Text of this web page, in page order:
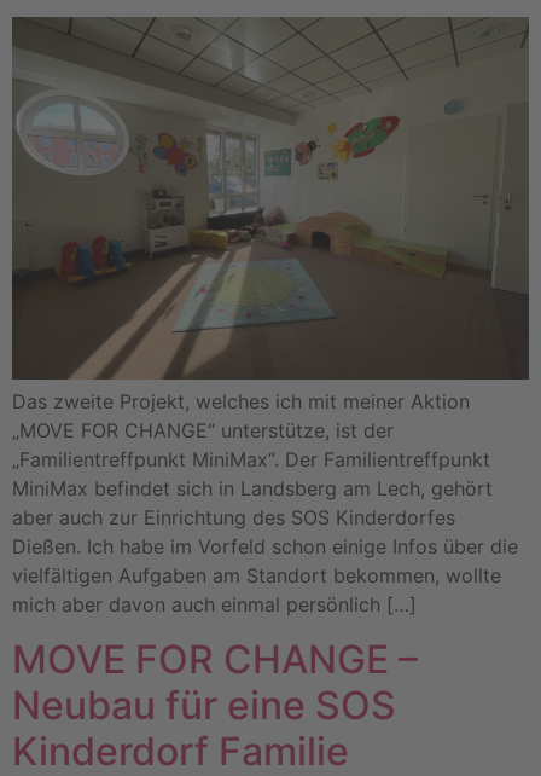
Das zweite Projekt, welches ich mit meiner Aktion
„MOVE FOR CHANGE“ unterstütze, ist der
„Familientreffpunkt MiniMax“. Der Familientreffpunkt
MiniMax befindet sich in Landsberg am Lech, gehört
aber auch zur Einrichtung des SOS Kinderdorfes
Dießen. Ich habe im Vorfeld schon einige Infos über die
vielfältigen Aufgaben am Standort bekommen, wollte
mich aber davon auch einmal persönlich […]
MOVE FOR CHANGE –
Neubau für eine SOS
Kinderdorf Familie